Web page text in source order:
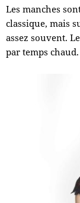
Les manches
classique, mais
assez souvent.
par temps chaud.